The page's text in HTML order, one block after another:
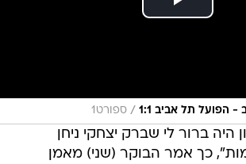
הפועל תל אביב 1:1 / ספורט1
ברור לי שברק יצחקי ניחן
כך אמר הבוקר (שני) מאמן